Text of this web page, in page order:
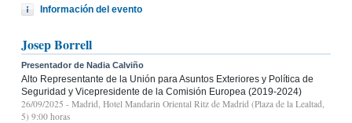
Información del evento
Josep Borrell
Presentador de Nadia Calviño
Alto Representante de la Unión para Asuntos Exteriores y Política de
Seguridad y Vicepresidente de la Comisión Europea (2019-2024)
26/09/2025 - Madrid, Hotel Mandarin Oriental Ritz de Madrid (Plaza de la Lealtad,
5) 9:00 horas